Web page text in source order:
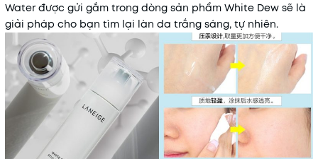
Water được gửi gắm trong dòng sản phẩm White Dew sẽ là
giải pháp cho bạn tìm lại làn da trắng sáng, tự nhiên.